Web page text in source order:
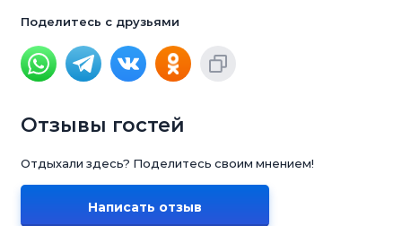
Поделитесь с друзьями
Отзывы гостей
Отдыхали здесь? Поделитесь своим мнением!
Написать отзыв